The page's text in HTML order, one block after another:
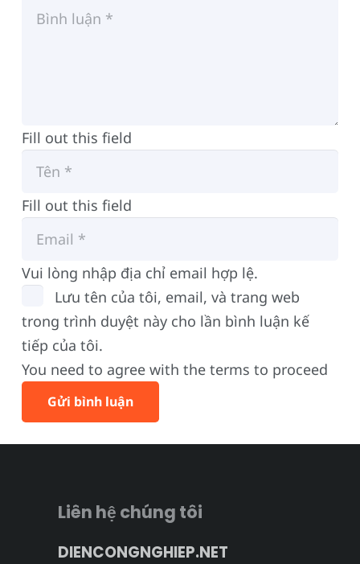
Fill out this field
Fill out this field
Vui lòng nhập địa chỉ email hợp lệ.
Lưu tên của tôi, email, và trang web
trong trình duyệt này cho lần bình luận kế
tiếp của tôi.
You need to agree with the terms to proceed
Gửi bình luận
Liên hệ chúng tôi
DIENCONGNGHIEP.NET